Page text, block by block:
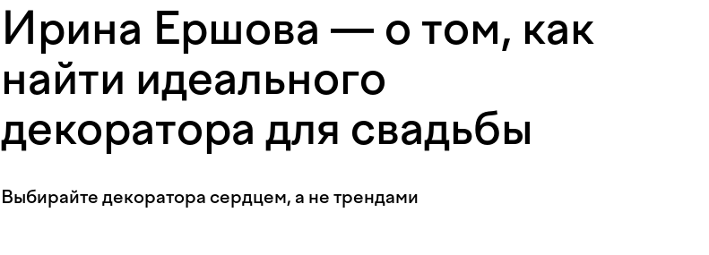
Ирина Ершова — о том, как
найти идеального
декоратора для свадьбы
Выбирайте декоратора сердцем, а не трендами